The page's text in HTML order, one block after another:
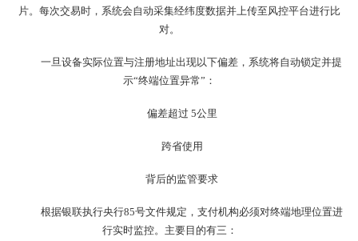
片。每次交易时，系统会自动采集经纬度数据并上传至风控平台进行比
对。
一旦设备实际位置与注册地址出现以下偏差，系统将自动锁定并提
示“终端位置异常”：
偏差超过 5公里
跨省使用
背后的监管要求
根据银联执行央行85号文件规定，支付机构必须对终端地理位置进
行实时监控。主要目的有三：